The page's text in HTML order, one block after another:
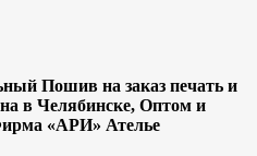
Пошив на заказ печать и
в Челябинске, Оптом и
«АРИ» Ателье